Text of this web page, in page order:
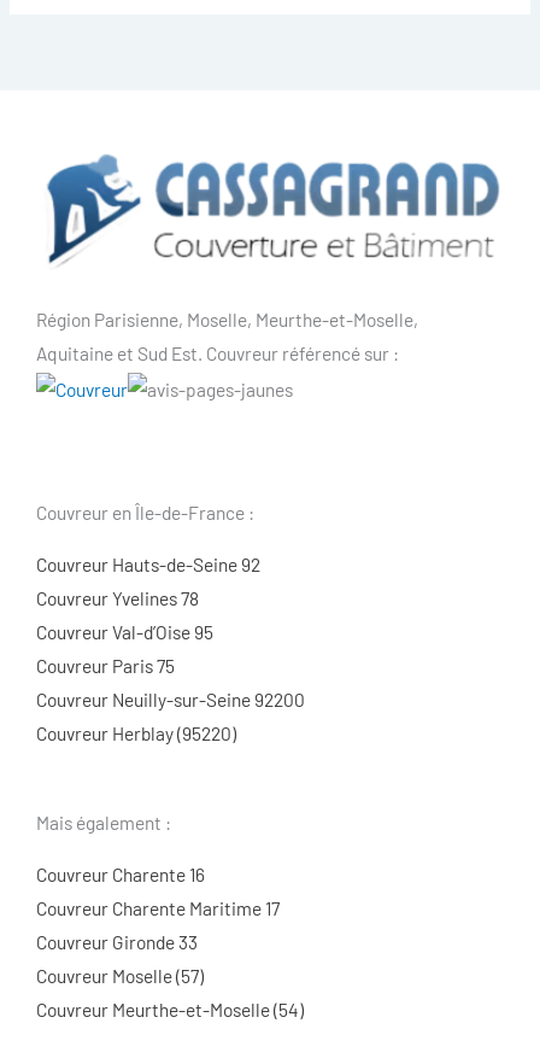
Région Parisienne, Moselle, Meurthe-et-Moselle,
Aquitaine et Sud Est. Couvreur référencé sur :
Couvreur en Île-de-France :
Couvreur Hauts-de-Seine 92
Couvreur Yvelines 78
Couvreur Val-d’Oise 95
Couvreur Paris 75
Couvreur Neuilly-sur-Seine 92200
Couvreur Herblay (95220)
Mais également :
Couvreur Charente 16
Couvreur Charente Maritime 17
Couvreur Gironde 33
Couvreur Moselle (57)
Couvreur Meurthe-et-Moselle (54)